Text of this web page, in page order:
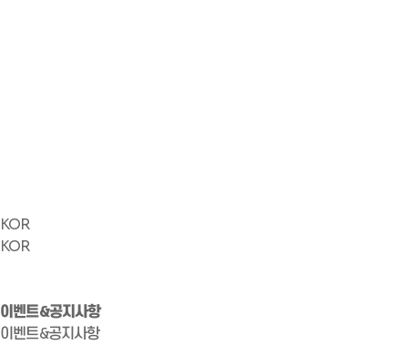
KOR
KOR
이벤트&공지사항
이벤트&공지사항